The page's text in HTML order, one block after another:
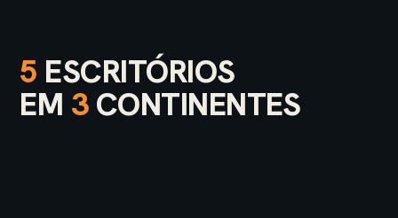
5 ESCRITÓRIOS
EM 3CONTINENTES